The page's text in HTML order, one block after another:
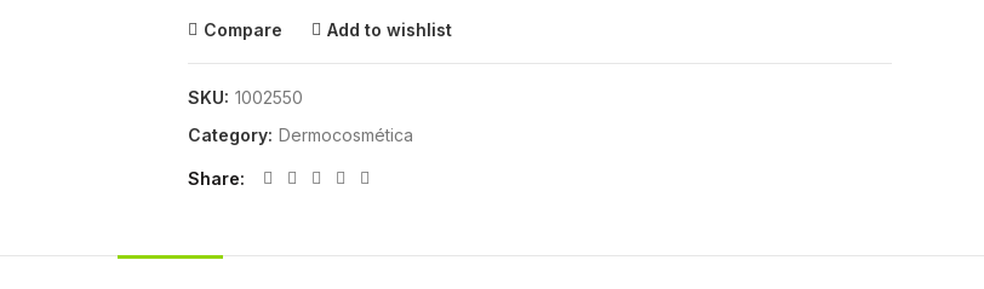
Compare Add to wishlist
SKU: 1002550
Category: Dermocosmética
Share